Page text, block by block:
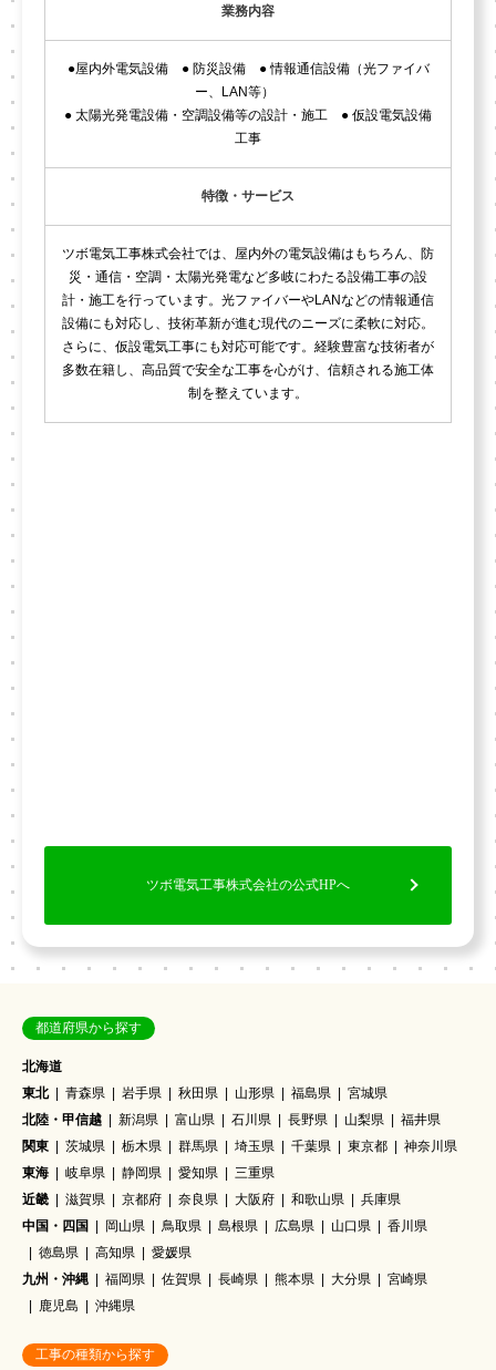
業務内容
●屋内外電気設備 ● 防災設備 ● 情報通信設備（光ファイバ
ー、LAN等）
● 太陽光発電設備・空調設備等の設計・施工 ● 仮設電気設備
工事
特徴・サービス
ツボ電気工事株式会社では、屋内外の電気設備はもちろん、防
災・通信・空調・太陽光発電など多岐にわたる設備工事の設
計・施工を行っています。光ファイバーやLANなどの情報通信
設備にも対応し、技術革新が進む現代のニーズに柔軟に対応。
さらに、仮設電気工事にも対応可能です。経験豊富な技術者が
多数在籍し、高品質で安全な工事を心がけ、信頼される施工体
制を整えています。
ツボ電気工事株式会社の公式HPへ
都道府県から探す
北海道
東北
青森県 岩手県 秋田県 山形県 福島県
宮城県
北陸・甲信越
新潟県 富山県 石川県 長野県 山梨県
福井県
関東
茨城県 栃木県 群馬県 埼玉県 千葉県 東京都
神奈川県
東海
岐阜県 静岡県 愛知県
三重県
近畿
滋賀県 京都府 奈良県 大阪府 和歌山県
兵庫県
中国・四国
岡山県 鳥取県 島根県 広島県 山口県
香川県
徳島県
高知県
愛媛県
九州・沖縄
福岡県 佐賀県 長崎県 熊本県 大分県
宮崎県
鹿児島
沖縄県
工事の種類から探す